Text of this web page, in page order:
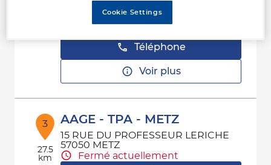
1 RUE DE L'ORNAIN
Téléphone
Voir plus
3
27.5
km
AAGE - TPA - METZ
15 RUE DU PROFESSEUR LERICHE
57050 METZ
Fermé actuellement
Cookie Settings